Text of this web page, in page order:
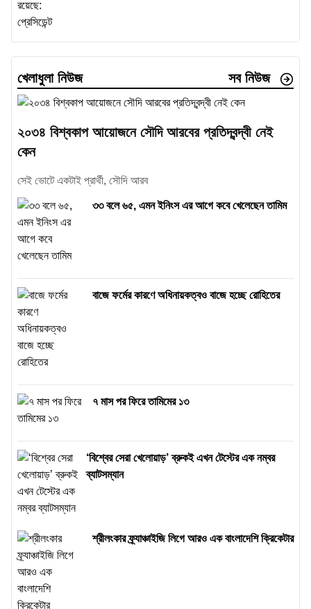
খেলাধুলা নিউজ সব নিউজ
২০৩৪ বিশ্বকাপ আয়োজনে সৌদি আরবের প্রতিদ্বন্দ্বী নেই
কেন
সেই ভোটে একটাই প্রার্থী, সৌদি আরব
৩৩ বলে ৬৫, এমন ইনিংস এর আগে কবে খেলেছেন তামিম
বাজে ফর্মের কারণে অধিনায়কত্বও বাজে হচ্ছে রোহিতের
৭ মাস পর ফিরে তামিমের ১৩
‘বিশ্বের সেরা খেলোয়াড়’ ব্রুকই এখন টেস্টের এক নম্বর
ব্যাটসম্যান
শ্রীলংকার ফ্র্যাঞ্চাইজি লিগে আরও এক বাংলাদেশি ক্রিকেটার